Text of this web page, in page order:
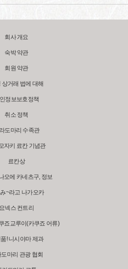
회사 개요
숙박 약관
회원 약관
상거래 법에 대해
정보보호정책
취소 정책
도마리 수족관
자키 료칸 기념관
료칸상
오에 카네츠구, 정보
~라고 나가오카
요넥스 컨트리
죠교루이(카쿠죠 어류)
! 니시야마 제과
마리 관광 협회